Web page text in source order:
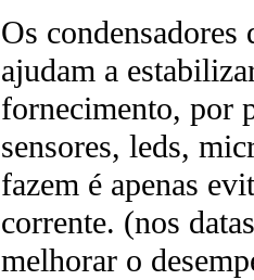
Os condensadores
ajudam a
fornecimento, por
sensores, leds,
fazem é apenas
corrente. (nos
melhorar o